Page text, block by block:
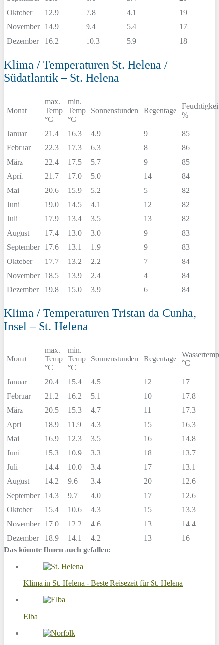
Oktober
12.9 7.8 4.1
19
November
14.9 9.4 5.4
17
Dezember
16.2 10.3 5.9 18
Klima / Temperaturen St. Helena /
Südatlantik – St. Helena
Monat
max.
Temp
°C
min.
Temp
°C
Sonnenstunden Regentage
%
Januar 21.4 16.3 4.9 9
85
Februar
22.3 17.3 6.3 8
86
März
22.4 17.5 5.7 9
85
April
21.7 17.0 5.0 14
84
Mai
20.6 15.9 5.2 5
82
Juni
19.0 14.5 4.1 12
82
Juli
17.9 13.4 3.5 13
82
August
17.4 13.0 3.0 9
83
September
17.6 13.1 1.9 9
83
Oktober
17.7 13.2 2.2 7
84
November
18.5 13.9 2.4 4
84
Dezember
19.8 15.0 3.9 6 84
Klima / Temperaturen Tristan da Cunha,
Insel – St. Helena
Monat
max.
Temp
°C
min.
Temp
°C
Sonnenstunden Regentage
°C
Januar 20.4 15.4 4.5 12
17
Februar
21.2 16.2 5.1 10
17.8
März
20.5 15.3 4.7 11
17.3
April
18.9 11.9 4.3 15
16.3
Mai
16.9 12.3 3.5 16
14.8
Juni
15.3 10.9 3.3 18
13.7
Juli
14.4 10.0 3.4 17
13.1
August
14.2 9.6 3.4 20
12.6
September
14.3 9.7 4.0 17
12.6
Oktober
15.4 10.6 4.3 15
13.3
November
17.0 12.2 4.6 13
14.4
Dezember
18.9 14.1 4.2 13
16
Das könnte Ihnen auch gefallen:
Klima in St. Helena - Beste Reisezeit für St. Helena
Elba